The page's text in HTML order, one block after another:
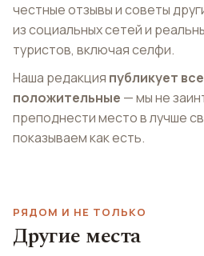
честные отзывы и советы
из социальных сетей и
туристов, включая селфи.
Наша редакция публикует
положительные — мы не
преподнести место в лучше
показываем как есть.
РЯДОМ И НЕ ТОЛЬКО
Другие места
Смотровая Lad Koh
Lad Koh Viewpoint Samui Island
Торговый центр